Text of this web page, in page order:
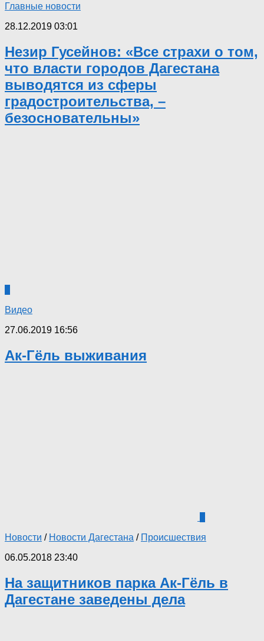
Главные новости
28.12.2019 03:01
Незир Гусейнов: «Все страхи о том,
что власти городов Дагестана
выводятся из сферы
градостроительства, –
безосновательны»
Видео
27.06.2019 16:56
Ак-Гёль выживания
Новости / Новости Дагестана / Происшествия
06.05.2018 23:40
На защитников парка Ак-Гёль в
Дагестане заведены дела